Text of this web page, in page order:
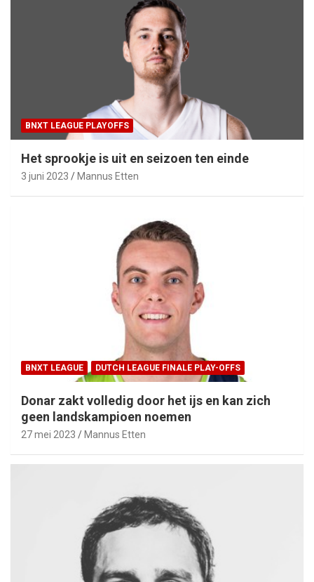
BNXT LEAGUE PLAYOFFS
Het sprookje is uit en seizoen ten einde
3 juni 2023 Mannus Etten
BNXT LEAGUE DUTCH LEAGUE FINALE PLAY-OFFS
Donar zakt volledig door het ijs en kan zich
geen landskampioen noemen
27 mei 2023 Mannus Etten